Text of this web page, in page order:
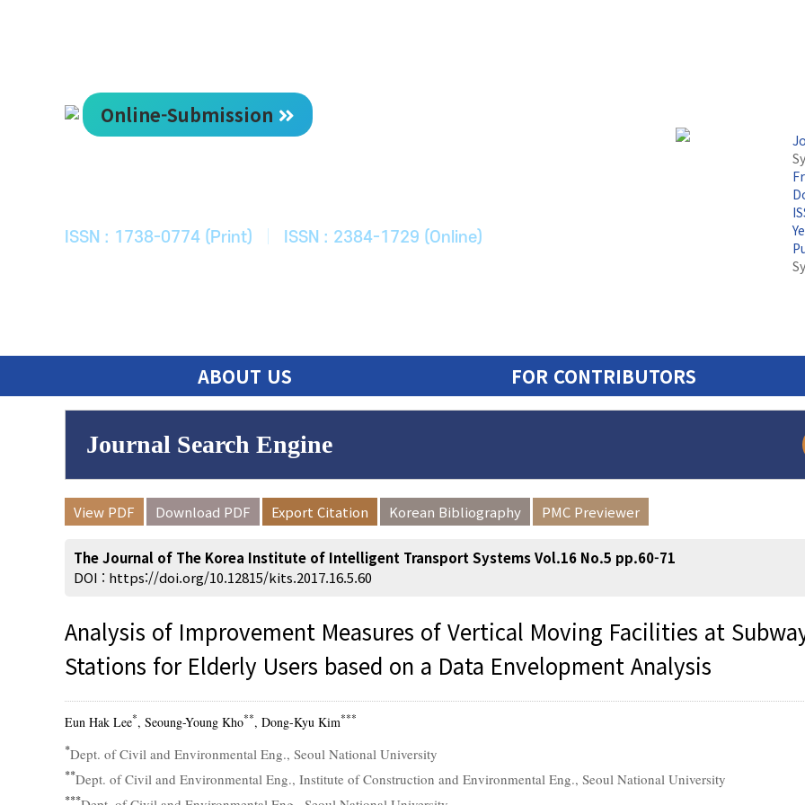
Online-Submission
한국ITS학회논문지
ISSN : 1738-0774 (Print) ISSN : 2384-1729 (Online)
ABOUT US FOR CONTRIBUTORS
Journal Search Engine
Volume/Issue :
Search :
Search Advanced Search Adode Reader(link)
View PDF Download PDF Export Citation Korean Bibliography PMC Previewer
The Journal of The Korea Institute of Intelligent Transport Systems Vol.16 No.5 pp.60-71
DOI : https://doi.org/10.12815/kits.2017.16.5.60
Analysis of Improvement Measures of Vertical Moving Facilities at
Stations for Elderly Users based on a Data Envelopment Analysis
Eun Hak Lee*, Seoung-Young Kho**, Dong-Kyu Kim***
*Dept. of Civil and Environmental Eng., Seoul National University
**Dept. of Civil and Environmental Eng., Institute of Construction and Environmental Eng., Seoul National University
***